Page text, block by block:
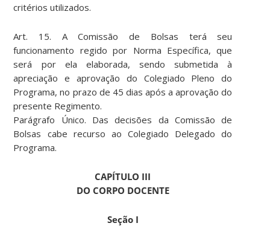
critérios utilizados.
Art. 15. A Comissão de Bolsas terá seu
funcionamento regido por Norma Específica, que
será por ela elaborada, sendo submetida à
apreciação e aprovação do Colegiado Pleno do
Programa, no prazo de 45 dias após a aprovação do
presente Regimento.
Parágrafo Único. Das decisões da Comissão de
Bolsas cabe recurso ao Colegiado Delegado do
Programa.
CAPÍTULO III
DO CORPO DOCENTE
Seção I